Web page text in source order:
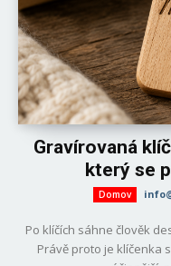
Gravírovaná
který se
Domov
Po klíčích sáhne člověk
Právě proto je klíčenka